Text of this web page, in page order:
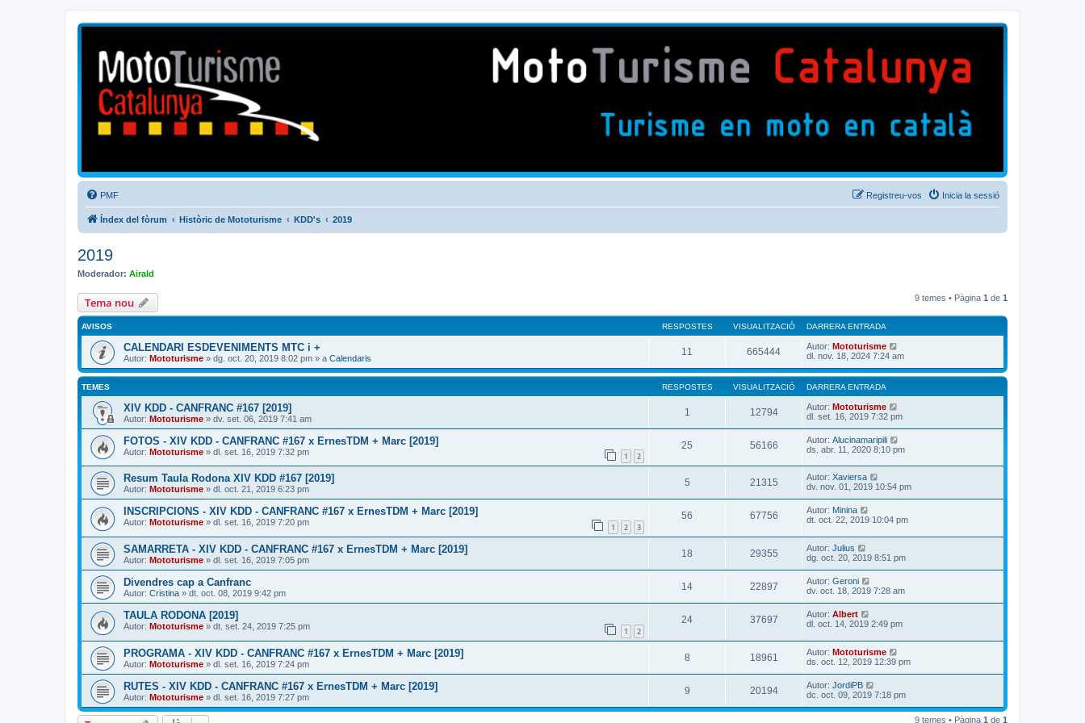
Mototurisme
Turisme en moto en català
PMF Inicia la sessió
Registreu-vos
Índex del fòrum Històric de Mototurisme KDD's 2019
2019
Moderador: Airald
Tema nou 9 temes • Pàgina 1 de 1
AVISOS RESPOSTES VISUALITZACIÓ DARRERA ENTRADA
CALENDARI ESDEVENIMENTS MTC i +
Autor: Mototurisme » dg. oct. 20, 2019 8:02 pm » a Calendaris
11 665444 Autor: Mototurisme
dl. nov. 18, 2024 7:24 am
TEMES RESPOSTES VISUALITZACIÓ DARRERA ENTRADA
XIV KDD - CANFRANC #167 [2019]
Autor: Mototurisme » dv. set. 06, 2019 7:41 am
1 12794 Autor: Mototurisme
dl. set. 16, 2019 7:32 pm
FOTOS - XIV KDD - CANFRANC #167 x ErnesTDM + Marc [2019]
Autor: Mototurisme » dl. set. 16, 2019 7:32 pm 1 2
25 56166 Autor: Alucinamaripili
ds. abr. 11, 2020 8:10 pm
Resum Taula Rodona XIV KDD #167 [2019]
Autor: Mototurisme » dl. oct. 21, 2019 6:23 pm
5 21315 Autor: Xaviersa
dv. nov. 01, 2019 10:54 pm
INSCRIPCIONS - XIV KDD - CANFRANC #167 x ErnesTDM + Marc [2019]
Autor: Mototurisme » dl. set. 16, 2019 7:20 pm 1 2 3
56 67756 Autor: Minina
dt. oct. 22, 2019 10:04 pm
SAMARRETA - XIV KDD - CANFRANC #167 x ErnesTDM + Marc [2019]
Autor: Mototurisme » dl. set. 16, 2019 7:05 pm
18 29355 Autor: Julius
dg. oct. 20, 2019 8:51 pm
Divendres cap a Canfranc
Autor: Cristina » dt. oct. 08, 2019 9:42 pm
14 22897 Autor: Geroni
dv. oct. 18, 2019 7:28 am
TAULA RODONA [2019]
Autor: Mototurisme » dt. set. 24, 2019 7:25 pm 1 2
24 37697 Autor: Albert
dl. oct. 14, 2019 2:49 pm
PROGRAMA - XIV KDD - CANFRANC #167 x ErnesTDM + Marc [2019]
Autor: Mototurisme » dl. set. 16, 2019 7:24 pm
8 18961 Autor: Mototurisme
ds. oct. 12, 2019 12:39 pm
RUTES - XIV KDD - CANFRANC #167 x ErnesTDM + Marc [2019]
Autor: Mototurisme » dl. set. 16, 2019 7:27 pm
9 20194 Autor: JordiPB
dc. oct. 09, 2019 7:18 pm
9 temes • Pàgina 1 de 1